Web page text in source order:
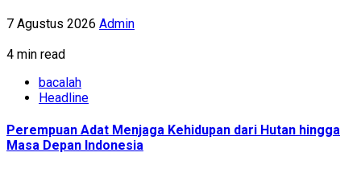
7 Agustus 2026 Admin
4 min read
bacalah
Headline
Perempuan Adat Menjaga Kehidupan dari Hutan hingga
Masa Depan Indonesia